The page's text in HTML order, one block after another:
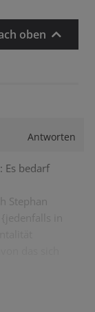
oben
Antworten
Es bedarf
Stephan